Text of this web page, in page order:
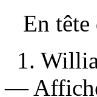
En tête
1.
—